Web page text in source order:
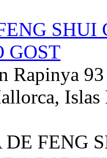
GOST
Rapinya 93
Islas
DE FENG